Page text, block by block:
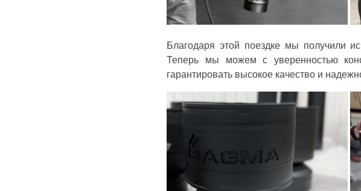
Благодаря этой поездке мы получили
Теперь мы можем с уверенностью
гарантировать высокое качество и